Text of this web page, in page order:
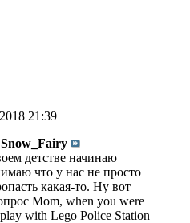
21:39
Snow_Fairy
детстве начинаю
что у нас не просто
какая-то. Ну вот
Mom, when you were
with Lego Police Station